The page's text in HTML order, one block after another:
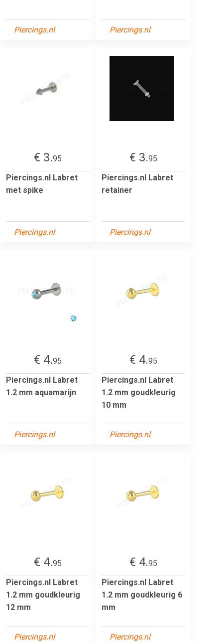
Piercings.nl Piercings.nl
€ 3.95
Piercings.nl Labret
met spike
Piercings.nl
€ 3.95
Piercings.nl Labret
retainer
Piercings.nl
€ 4.95
Piercings.nl Labret
1.2 mm aquamarijn
Piercings.nl
€ 4.95
Piercings.nl Labret
1.2 mm goudkleurig
10 mm
Piercings.nl
€ 4.95
Piercings.nl Labret
1.2 mm goudkleurig
12 mm
Piercings.nl
€ 4.95
Piercings.nl Labret
1.2 mm goudkleurig 6
mm
Piercings.nl